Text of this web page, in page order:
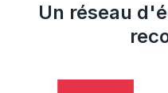
Un réseau